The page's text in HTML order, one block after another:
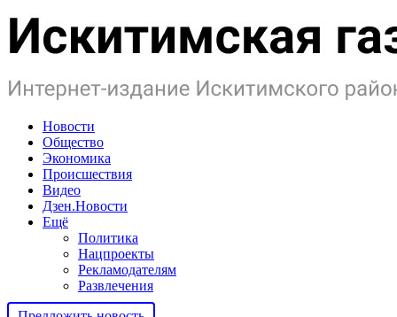
Новости
Общество
Экономика
Происшествия
Видео
Дзен.Новости
Ещё
Политика
Нацпроекты
Рекламодателям
Развлечения